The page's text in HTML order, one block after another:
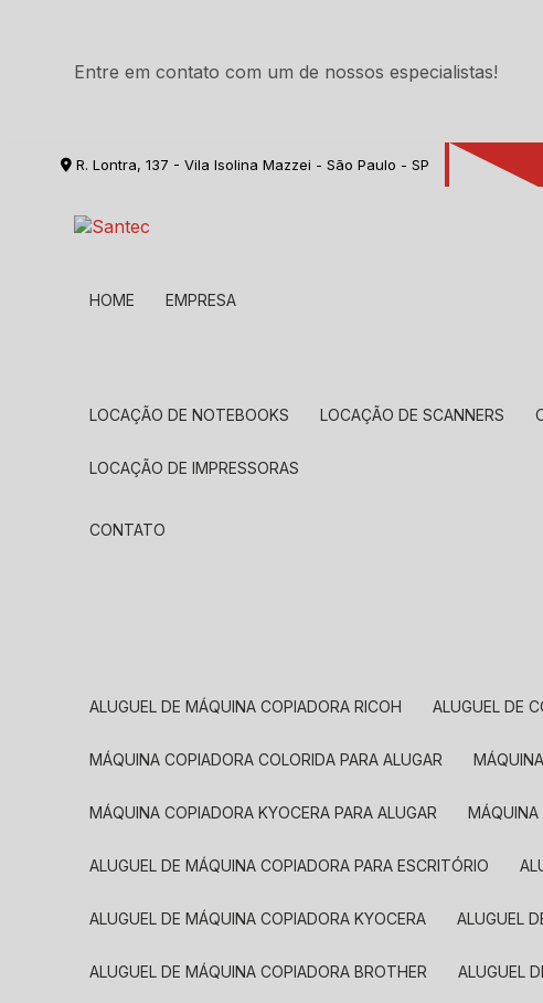
Entre em contato com um de nossos especialistas!
R. Lontra, 137 - Vila Isolina Mazzei - São Paulo - SP
HOME EMPRESA
LOCAÇÃO DE NOTEBOOKS LOCAÇÃO DE SCANNERS
LOCAÇÃO DE IMPRESSORAS
CONTATO
ALUGUEL DE MÁQUINA COPIADORA RICOH ALUGUEL DE
MÁQUINA COPIADORA COLORIDA PARA ALUGAR
MÁQUINA COPIADORA KYOCERA PARA ALUGAR
ALUGUEL DE MÁQUINA COPIADORA PARA ESCRITÓRIO
ALUGUEL DE MÁQUINA COPIADORA KYOCERA ALUGUEL
ALUGUEL DE MÁQUINA COPIADORA BROTHER ALUGUEL